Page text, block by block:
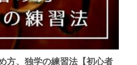
方、独学の練習法【初心者